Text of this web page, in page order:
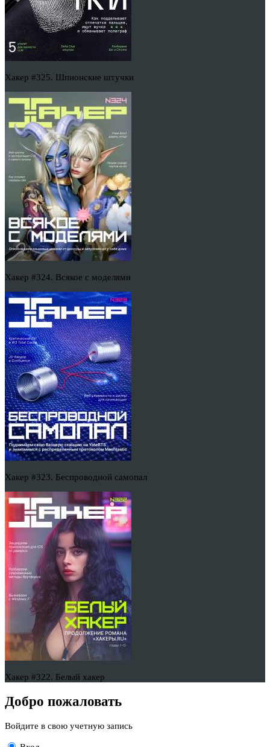
Хакер #325. Шпионские штучки
Хакер #324. Всякое с моделями
Хакер #323. Беспроводной самопал
Хакер #322. Белый хакер
Добро пожаловать
Войдите в свою учетную запись